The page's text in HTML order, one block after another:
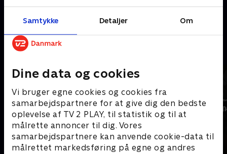
Samtykke Detaljer Om
Dine data og cookies
Vi bruger egne cookies og cookies fra
samarbejdspartnere for at give dig den bedste
oplevelse af TV 2 PLAY, til statistik og til at
målrette annoncer til dig. Vores
samarbejdspartnere kan anvende cookie-data til
målrettet markedsføring på egne og andres
Kræver tilkøb
Mere indhold fra Disney+